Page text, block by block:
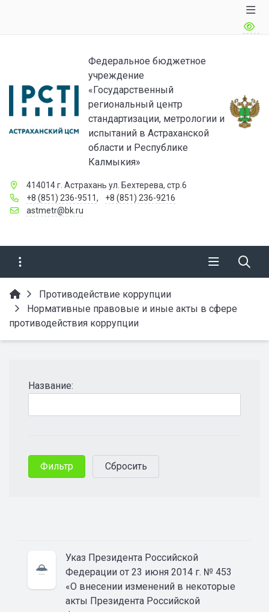
Федеральное бюджетное
учреждение
«Государственный
региональный центр
стандартизации, метрологии и
испытаний в Астраханской
области и Республике
Калмыкия»
414014 г. Астрахань ул. Бехтерева, стр.6
+8 (851) 236-9511,
+8 (851) 236-9216
astmetr@bk.ru
Противодействие коррупции
Нормативные правовые и иные акты в сфере
противодействия коррупции
Название:
Указ Президента Российской
Федерации от 23 июня 2014 г. № 453
«О внесении изменений в некоторые
акты Президента Российской